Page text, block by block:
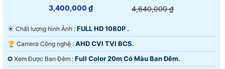
3,400,000 ₫ 4,640,000 ₫
☀️ Chất lượng hình Ảnh : FULL HD 1080P .
🏆 Camera Công nghệ : AHD CVI TVI BCS.
✪ Xem Được Ban Đêm : Full Color 20m Có Màu Ban Ðêm.